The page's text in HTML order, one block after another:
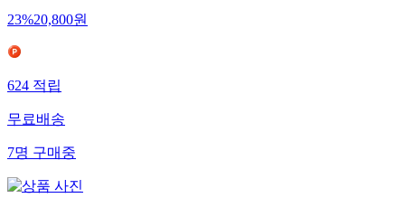
23%20,800원
624 적립
무료배송
7명 구매중